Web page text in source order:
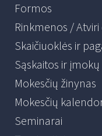
Formos
Rinkmenos /
Skaičiuoklės ir
Sąskaitos ir
Mokesčių žinynas
Mokesčių
Seminarai